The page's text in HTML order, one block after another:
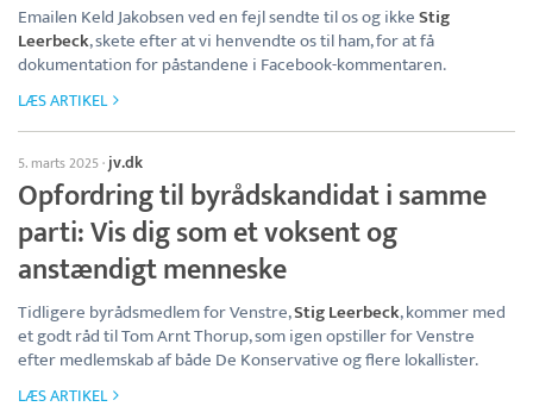
Emailen Keld Jakobsen ved en fejl sendte til os og ikkeStig
Leerbeck, skete efter at vi henvendte os til ham, for at få
dokumentation for påstandene i Facebook-kommentaren.
LÆS ARTIKEL
5. marts 2025·jv.dk
Opfordring til byrådskandidat i samme
parti: Vis dig som et voksent og
anstændigt menneske
Tidligere byrådsmedlem for Venstre,Stig Leerbeck, kommer med
et godt råd til Tom Arnt Thorup, som igen opstiller for Venstre
efter medlemskab af både De Konservative og flere lokallister.
LÆS ARTIKEL